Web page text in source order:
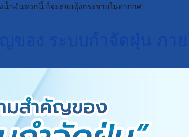
น้ำมันพวกนี้ ก็จะลอยฟุ้งกระจายในอากาศ